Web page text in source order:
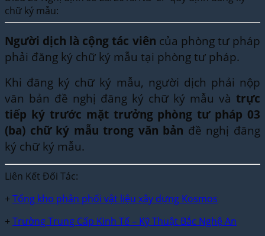
chữ ký mẫu:
Người dịch là cộng tác viên của phòng tư pháp
phải đăng ký chữ ký mẫu tại phòng tư pháp.
Khi đăng ký chữ ký mẫu, người dịch phải nộp
văn bản đề nghị đăng ký chữ ký mẫu và trực
tiếp ký trước mặt trưởng phòng tư pháp 03
(ba) chữ ký mẫu trong văn bản đề nghị đăng
ký chữ ký mẫu.
Liên Kết Đối Tác:
+ Tổng kho phân phối vật liệu xây dựng Kosmos
+ Trường Trung Cấp Kinh Tế – Kỹ Thuật Bắc Nghệ An